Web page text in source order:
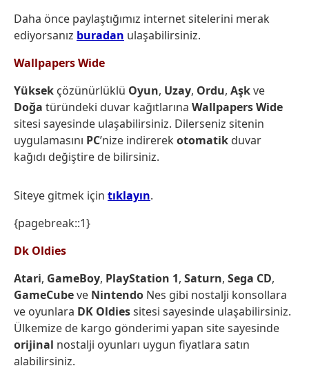
Daha önce paylaştığımız internet sitelerini merak
ediyorsanız buradan ulaşabilirsiniz.
Wallpapers Wide
Yüksek çözünürlüklü Oyun, Uzay, Ordu, Aşkve
Doğa türündeki duvar kağıtlarına Wallpapers Wide
sitesi sayesinde ulaşabilirsiniz. Dilerseniz sitenin
uygulamasını PC’nize indirerekotomatik duvar
kağıdı değiştire de bilirsiniz.
Siteye gitmek için tıklayın.
{pagebreak::1}
Dk Oldies
Atari, GameBoy, PlayStation 1, Saturn, Sega CD,
GameCubeve Nintendo Nes gibi nostalji konsollara
ve oyunlara DK Oldiessitesi sayesinde ulaşabilirsiniz.
Ülkemize de kargo gönderimi yapan site sayesinde
orijinal nostalji oyunları uygun fiyatlara satın
alabilirsiniz.